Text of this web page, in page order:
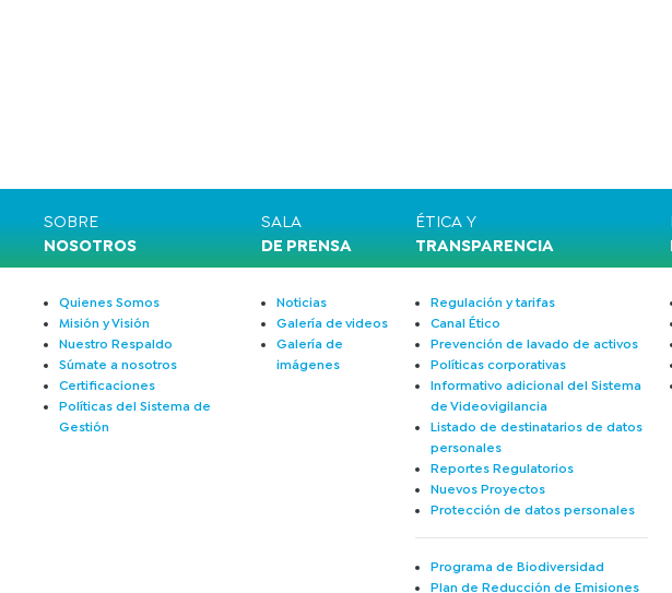
SOBRE
NOSOTROS
Quienes Somos
Misión y Visión
Nuestro Respaldo
Súmate a nosotros
Certificaciones
Políticas del Sistema de
Gestión
SALA
DE PRENSA
Noticias
Galería de videos
Galería de
imágenes
ÉTICA Y
TRANSPARENCIA
Regulación y tarifas
Canal Ético
Prevención de lavado de activos
Políticas corporativas
Informativo adicional del Sistema
de Videovigilancia
Listado de destinatarios de datos
personales
Reportes Regulatorios
Nuevos Proyectos
Protección de datos personales
Programa de Biodiversidad
Plan de Reducción de Emisiones